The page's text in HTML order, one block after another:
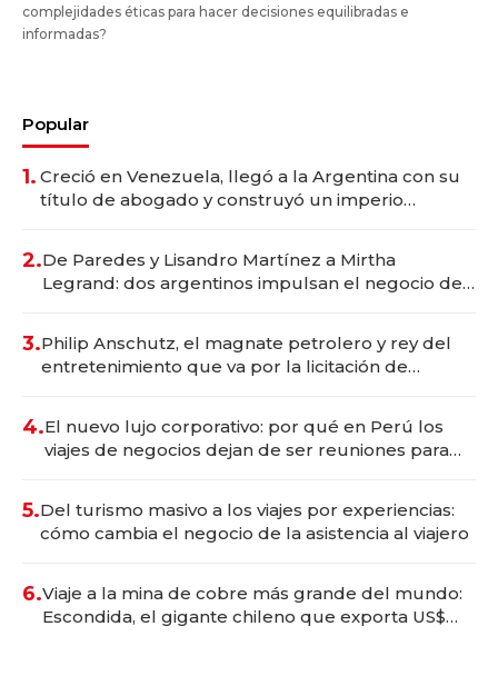
complejidades éticas para hacer decisiones equilibradas e
informadas?
Popular
1. Creció en Venezuela, llegó a la Argentina con su
título de abogado y construyó un imperio
2.De Paredes y Lisandro Martínez a Mirtha
Legrand: dos argentinos impulsan el negocio del
3.Philip Anschutz, el magnate petrolero y rey del
entretenimiento que va por la licitación de
4.El nuevo lujo corporativo: por qué en Perú los
viajes de negocios dejan de ser reuniones para
5.Del turismo masivo a los viajes por experiencias:
cómo cambia el negocio de la asistencia al viajero
6.Viaje a la mina de cobre más grande del mundo:
Escondida, el gigante chileno que exporta US$